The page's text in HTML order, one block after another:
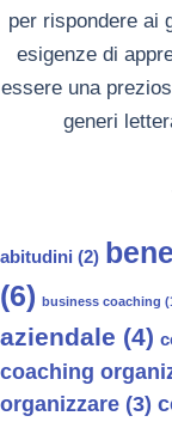
per rispondere ai
esigenze di
essere una
generi
abitudini (2)
(6) business coaching
aziendale (4)
coaching
organizzare (3)